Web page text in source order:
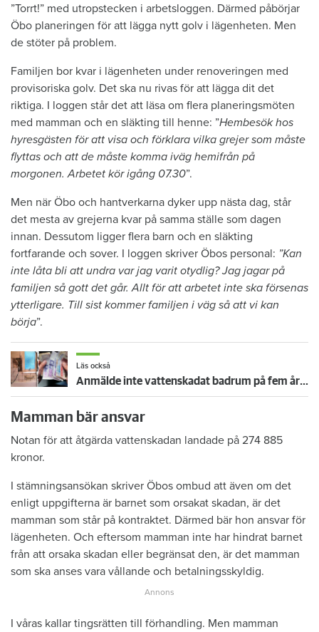
”Torrt!” med utropstecken i arbetsloggen. Därmed påbörjar
Öbo planeringen för att lägga nytt golv i lägenheten. Men
de stöter på problem.
Familjen bor kvar i lägenheten under renoveringen med
provisoriska golv. Det ska nu rivas för att lägga dit det
riktiga. I loggen står det att läsa om flera planeringsmöten
med mamman och en släkting till henne: ”Hembesök hos
hyresgästen för att visa och förklara vilka grejer som måste
flyttas och att de måste komma iväg hemifrån på
morgonen. Arbetet kör igång 07.30”.
Men när Öbo och hantverkarna dyker upp nästa dag, står
det mesta av grejerna kvar på samma ställe som dagen
innan. Dessutom ligger flera barn och en släkting
fortfarande och sover. I loggen skriver Öbos personal: ”Kan
inte låta bli att undra var jag varit otydlig? Jag jagar på
familjen så gott det går. Allt för att arbetet inte ska försenas
ytterligare. Till sist kommer familjen i väg så att vi kan
börja”.
Läs också
Anmälde inte vattenskadat badrum på fem år – krävs på 125 000 kronor
Mamman bär ansvar
Notan för att åtgärda vattenskadan landade på 274 885
kronor.
I stämningsansökan skriver Öbos ombud att även om det
enligt uppgifterna är barnet som orsakat skadan, är det
mamman som står på kontraktet. Därmed bär hon ansvar för
lägenheten. Och eftersom mamman inte har hindrat barnet
från att orsaka skadan eller begränsat den, är det mamman
som ska anses vara vållande och betalningsskyldig.
I våras kallar tingsrätten till förhandling. Men mamman